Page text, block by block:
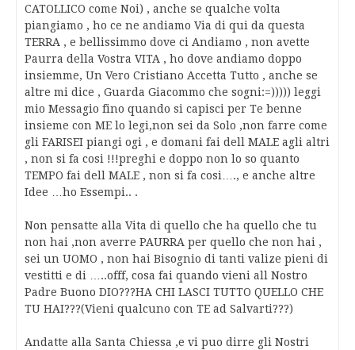
CATOLLICO come Noi) , anche se qualche volta
piangiamo , ho ce ne andiamo Via di qui da questa
TERRA , e bellissimmo dove ci Andiamo , non avette
Paurra della Vostra VITA , ho dove andiamo doppo
insiemme, Un Vero Cristiano Accetta Tutto , anche se
altre mi dice , Guarda Giacommo che sogni:=))))) leggi
mio Messagio fino quando si capisci per Te benne
insieme con ME lo legi,non sei da Solo ,non farre come
gli FARISEI piangi ogi , e domani fai dell MALE agli altri
, non si fa cosi !!!preghi e doppo non lo so quanto
TEMPO fai dell MALE , non si fa cosi…., e anche altre
Idee …ho Essempi.. .
Non pensatte alla Vita di quello che ha quello che tu
non hai ,non averre PAURRA per quello che non hai ,
sei un UOMO , non hai Bisognio di tanti valize pieni di
vestitti e di …..offf, cosa fai quando vieni all Nostro
Padre Buono DIO???HA CHI LASCI TUTTO QUELLO CHE
TU HAI???(Vieni qualcuno con TE ad Salvarti???)
Andatte alla Santa Chiessa ,e vi puo dirre gli Nostri